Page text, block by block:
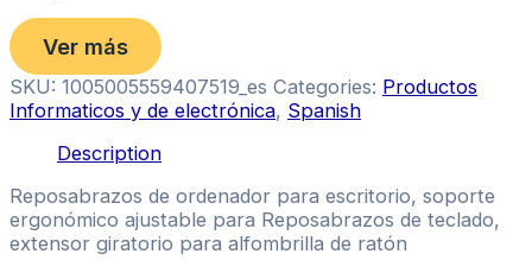
Ver más
SKU: 1005005559407519_es Categories: Productos
Informaticos y de electrónica, Spanish
Description
Reposabrazos de ordenador para escritorio, soporte
ergonómico ajustable para Reposabrazos de teclado,
extensor giratorio para alfombrilla de ratón